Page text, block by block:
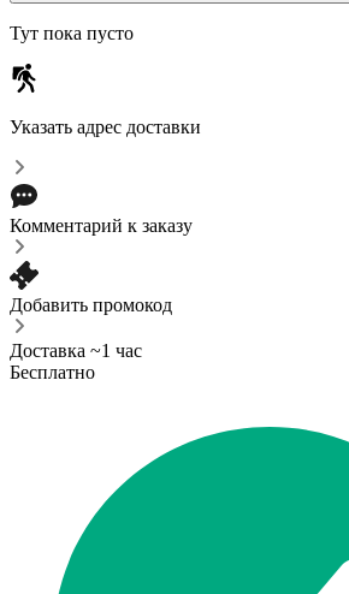
Тут пока пусто
Указать адрес доставки
Комментарий к заказу
Добавить промокод
Доставка ~1 час
Бесплатно